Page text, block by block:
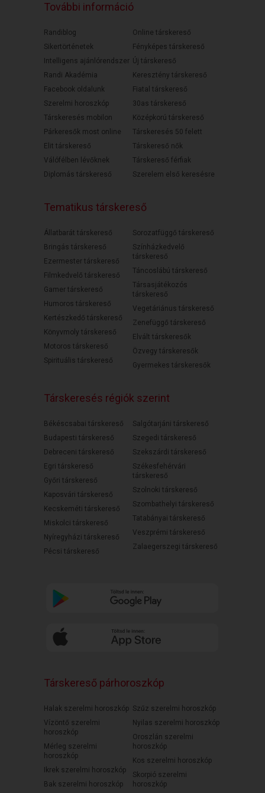
További információ
Randiblog
Sikertörténetek
Intelligens ajánlórendszer
Randi Akadémia
Facebook oldalunk
Szerelmi horoszkóp
Társkeresés mobilon
Párkeresők most online
Elit társkereső
Válófélben lévőknek
Diplomás társkereső
Online társkereső
Fényképes társkereső
Új társkereső
Keresztény társkereső
Fiatal társkereső
30as társkereső
Középkorú társkereső
Társkeresés 50 felett
Társkereső nők
Társkereső férfiak
Szerelem első keresésre
Tematikus társkereső
Állatbarát társkereső
Bringás társkereső
Ezermester társkereső
Filmkedvelő társkereső
Gamer társkereső
Humoros társkereső
Kertészkedő társkereső
Könyvmoly társkereső
Motoros társkereső
Spirituális társkereső
Sorozatfüggő társkereső
Színházkedvelő
társkereső
Táncoslábú társkereső
Társasjátékozós
társkereső
Vegetáriánus társkereső
Zenefüggő társkereső
Elvált társkeresők
Özvegy társkeresők
Gyermekes társkeresők
Társkeresés régiók szerint
Békéscsabai társkereső
Budapesti társkereső
Debreceni társkereső
Egri társkereső
Győri társkereső
Kaposvári társkereső
Kecskeméti társkereső
Miskolci társkereső
Nyíregyházi társkereső
Pécsi társkereső
Salgótarjáni társkereső
Szegedi társkereső
Szekszárdi társkereső
Székesfehérvári
társkereső
Szolnoki társkereső
Szombathelyi társkereső
Tatabányai társkereső
Veszprémi társkereső
Zalaegerszegi társkereső
Társkereső párhoroszkóp
Halak szerelmi horoszkóp
Vízöntő szerelmi
horoszkóp
Mérleg szerelmi
horoszkóp
Ikrek szerelmi horoszkóp
Bak szerelmi horoszkóp
Szűz szerelmi horoszkóp
Nyilas szerelmi horoszkóp
Oroszlán szerelmi
horoszkóp
Kos szerelmi horoszkóp
Skorpió szerelmi
horoszkóp